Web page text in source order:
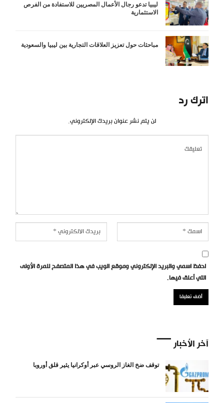
ليبيا تدعو رجال الأعمال المصريين للاستفادة من الفرص
الاستثمارية
مباحثات حول تعزيز العلاقات التجارية بين ليبيا والسعودية
اترك رد
لن يتم نشر عنوان بريدك الإلكتروني.
احفظ اسمي والبريد الإلكتروني وموقع الويب في هذا المتصفح للمرة الأولى
التي أعلق فيها.
آخر الأخبار
توقف ضخ الغاز الروسي عبر أوكرانيا يثير قلق أوروبا